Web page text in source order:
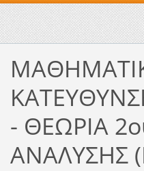
- ΘΕΩΡΙΑ
ΑΝΑΛΥΣΗΣ